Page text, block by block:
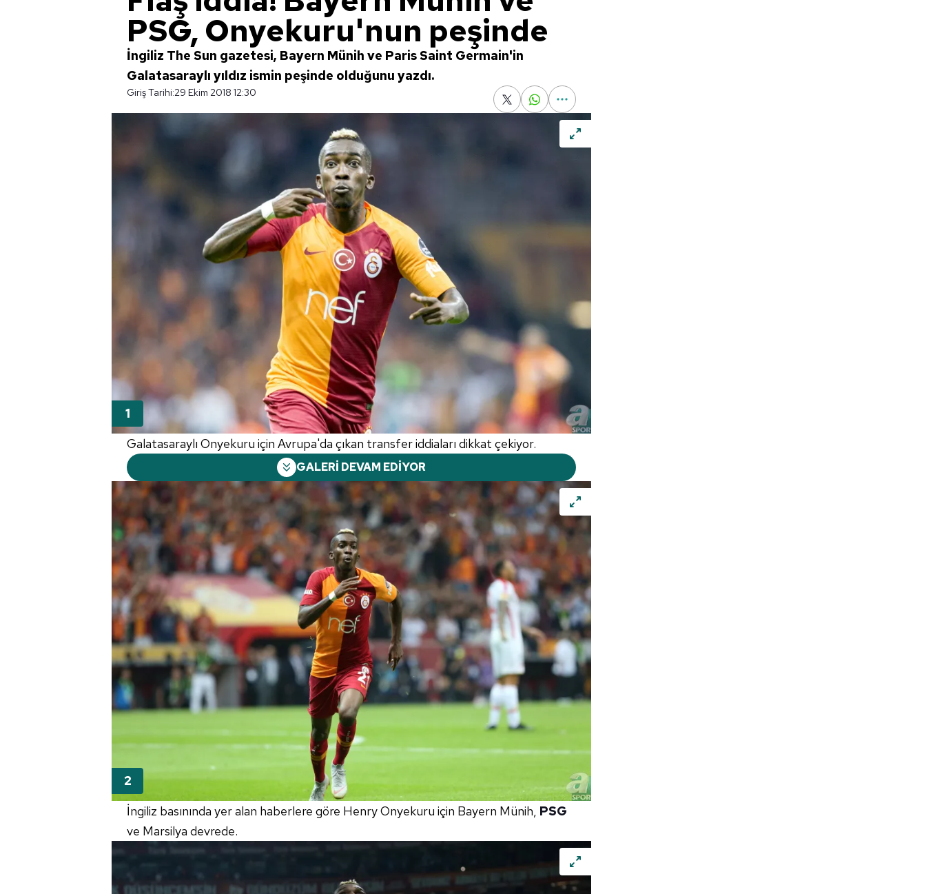
PSG, Onyekuru'nun peşinde
İngiliz The Sun gazetesi, Bayern Münih ve Paris Saint Germain'in
Galatasaraylı yıldız ismin peşinde olduğunu yazdı.
Giriş Tarihi:29 Ekim 2018 12:30
Galatasaraylı Onyekuru için Avrupa'da çıkan transfer iddiaları dikkat çekiyor.
GALERİ DEVAM EDİYOR
İngiliz basınında yer alan haberlere göre Henry Onyekuru için Bayern Münih, PSG
ve Marsilya devrede.